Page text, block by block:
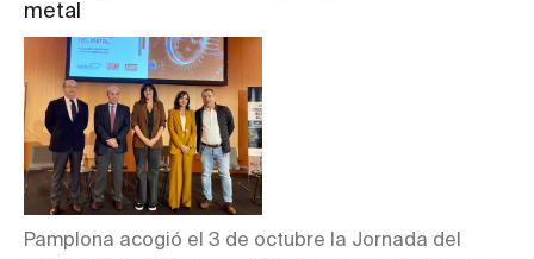
metal
Pamplona acogió el 3 de octubre la Jornada del